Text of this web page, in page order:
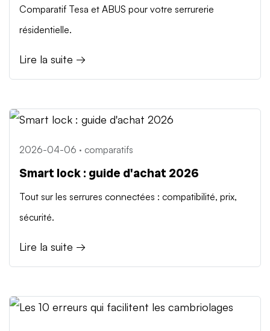
Comparatif Tesa et ABUS pour votre serrurerie
résidentielle.
Lire la suite →
2026-04-06 · comparatifs
Smart lock : guide d'achat 2026
Tout sur les serrures connectées : compatibilité, prix,
sécurité.
Lire la suite →